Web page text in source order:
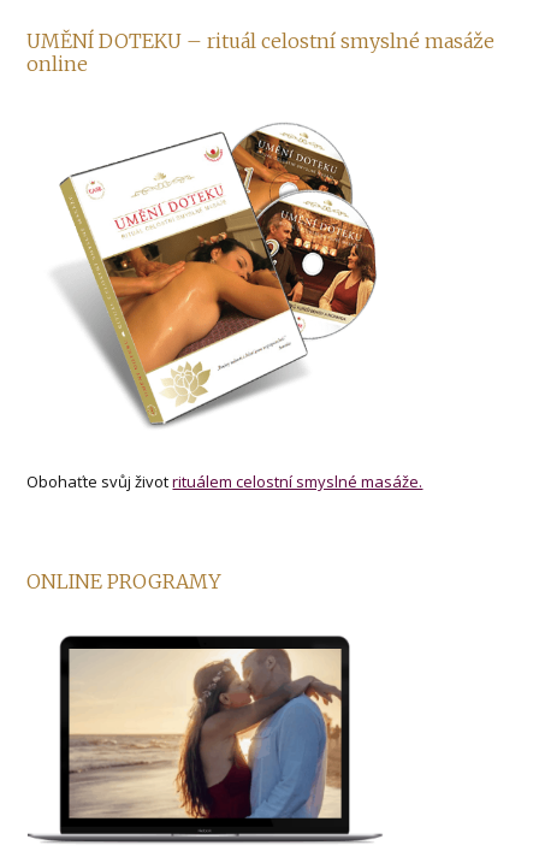
UMĚNÍ DOTEKU – rituál celostní smyslné masáže
online
Obohaťte svůj životrituálem celostní smyslné masáže.
ONLINE PROGRAMY